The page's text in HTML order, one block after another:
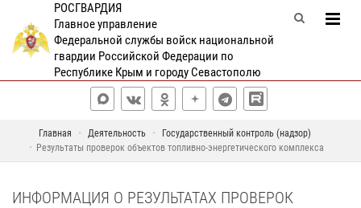
РОСГВАРДИЯ
Главное управление
Федеральной службы войск национальной
гвардии Российской Федерации по
Республике Крым и городу Севастополю
Главная Деятельность
Государственный контроль (надзор)
Результаты проверок объектов топливно-энергетического комплекса
ИНФОРМАЦИЯ О РЕЗУЛЬТАТАХ ПРОВЕРОК